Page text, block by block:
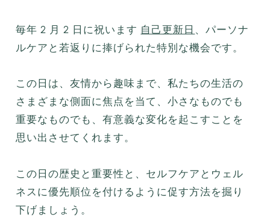
毎年 2 月 2 日に祝います 自己更新日 、パーソナ
ルケアと若返りに捧げられた特別な機会です。
この日は、友情から趣味まで、私たちの生活の
さまざまな側面に焦点を当て、小さなものでも
重要なものでも、有意義な変化を起こすことを
思い出させてくれます。
この日の歴史と重要性と、セルフケアとウェル
ネスに優先順位を付けるように促す方法を掘り
下げましょう。